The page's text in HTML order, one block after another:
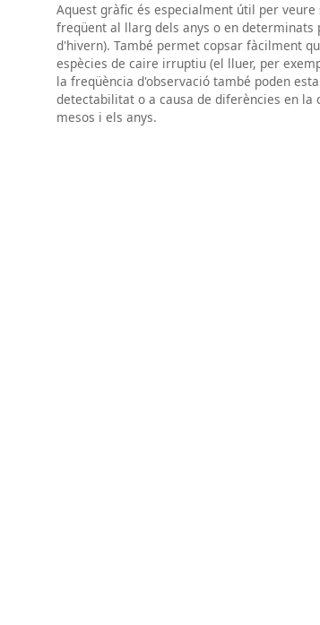
Aquest gràfic és especialment útil per
freqüent al llarg dels anys o en determinats
d'hivern). També permet copsar fàcilment
espècies de caire irruptiu (el lluer, per
la freqüència d'observació també poden
detectabilitat o a causa de diferències en
mesos i els anys.